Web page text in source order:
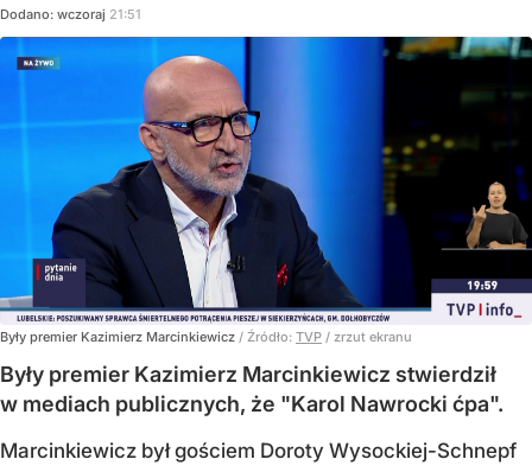
Dodano: wczoraj 21:51
Były premier Kazimierz Marcinkiewicz / Źródło: TVP / zrzut ekranu
Były premier Kazimierz Marcinkiewicz stwierdził
w mediach publicznych, że "Karol Nawrocki ćpa".
Marcinkiewicz był gościem Doroty Wysockiej-Schnepf